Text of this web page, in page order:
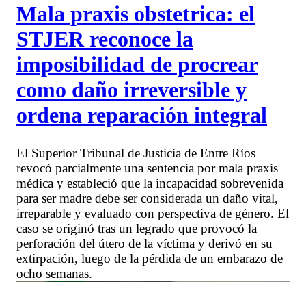
Mala praxis obstetrica: el
STJER reconoce la
imposibilidad de procrear
como daño irreversible y
ordena reparación integral
El Superior Tribunal de Justicia de Entre Ríos
revocó parcialmente una sentencia por mala praxis
médica y estableció que la incapacidad sobrevenida
para ser madre debe ser considerada un daño vital,
irreparable y evaluado con perspectiva de género. El
caso se originó tras un legrado que provocó la
perforación del útero de la víctima y derivó en su
extirpación, luego de la pérdida de un embarazo de
ocho semanas.